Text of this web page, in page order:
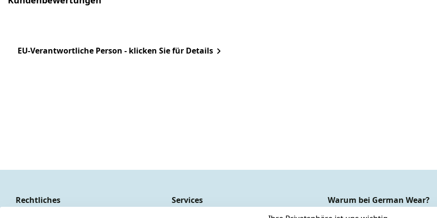
EU-Verantwortliche Person - klicken Sie für Details
Rechtliches Services Warum bei German Wear?
Dauer Tiefpreisgarantie*